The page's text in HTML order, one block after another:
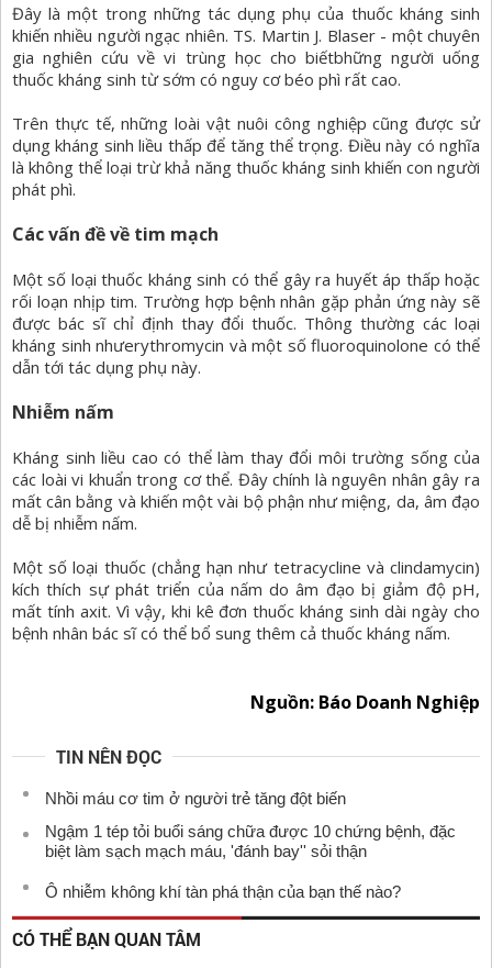
Đây là một trong những tác dụng phụ của thuốc kháng sinh
khiến nhiều người ngạc nhiên. TS. Martin J. Blaser - một chuyên
gia nghiên cứu về vi trùng học cho biếtbhững người uống
thuốc kháng sinh từ sớm có nguy cơ béo phì rất cao.
Trên thực tế, những loài vật nuôi công nghiệp cũng được sử
dụng kháng sinh liều thấp để tăng thể trọng. Điều này có nghĩa
là không thể loại trừ khả năng thuốc kháng sinh khiến con người
phát phì.
Các vấn đề về tim mạch
Một số loại thuốc kháng sinh có thể gây ra huyết áp thấp hoặc
rối loạn nhịp tim. Trường hợp bệnh nhân gặp phản ứng này sẽ
được bác sĩ chỉ định thay đổi thuốc. Thông thường các loại
kháng sinh nhưerythromycin và một số fluoroquinolone có thể
dẫn tới tác dụng phụ này.
Nhiễm nấm
Kháng sinh liều cao có thể làm thay đổi môi trường sống của
các loài vi khuẩn trong cơ thể. Đây chính là nguyên nhân gây ra
mất cân bằng và khiến một vài bộ phận như miệng, da, âm đạo
dễ bị nhiễm nấm.
Một số loại thuốc (chẳng hạn như tetracycline và clindamycin)
kích thích sự phát triển của nấm do âm đạo bị giảm độ pH,
mất tính axit. Vì vậy, khi kê đơn thuốc kháng sinh dài ngày cho
bệnh nhân bác sĩ có thể bổ sung thêm cả thuốc kháng nấm.
Nguồn: Báo Doanh Nghiệp
TIN NÊN ĐỌC
Nhồi máu cơ tim ở người trẻ tăng đột biến
Ngậm 1 tép tỏi buổi sáng chữa được 10 chứng bệnh, đặc
biệt làm sạch mạch máu, 'đánh bay'' sỏi thận
Ô nhiễm không khí tàn phá thận của bạn thế nào?
CÓ THỂ BẠN QUAN TÂM